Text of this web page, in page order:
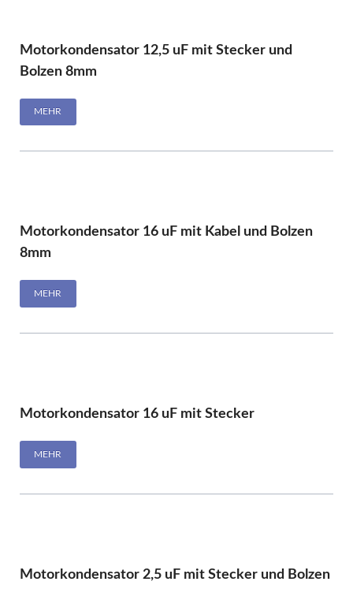
Motorkondensator 12,5 uF mit Stecker und
Bolzen 8mm
MEHR
Motorkondensator 16 uF mit Kabel und Bolzen
8mm
MEHR
Motorkondensator 16 uF mit Stecker
MEHR
Motorkondensator 2,5 uF mit Stecker und Bolzen